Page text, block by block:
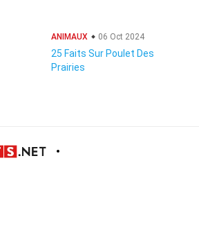
ANIMAUX 06 Oct 2024
25 Faits Sur Poulet Des
Prairies